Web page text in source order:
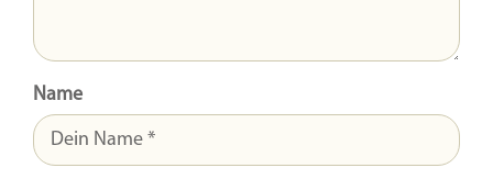
Name